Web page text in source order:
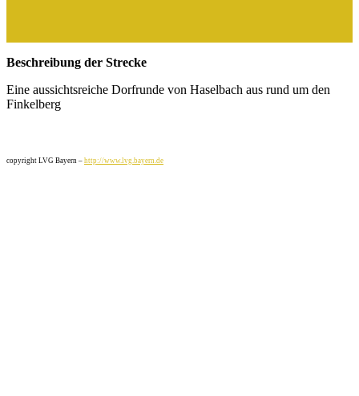
Beschreibung der Strecke
Eine aussichtsreiche Dorfrunde von Haselbach aus rund um den
Finkelberg
copyright LVG Bayern – http://www.lvg.bayern.de